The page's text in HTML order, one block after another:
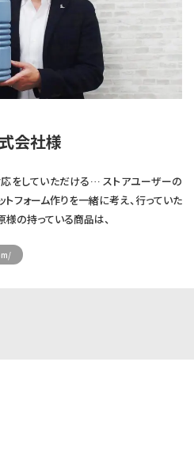
会社様
をしていただける… ストアユーザーの
トフォーム作りを一緒に考え、行っていた
様の持っている商品は、